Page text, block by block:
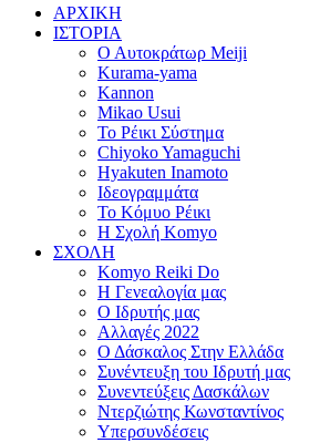
ΑΡΧΙΚΗ
ΙΣΤΟΡΙΑ
Ο Αυτοκράτωρ Meiji
Kurama-yama
Kannon
Mikao Usui
Το Ρέικι Σύστημα
Chiyoko Yamaguchi
Hyakuten Inamoto
Ιδεογραμμάτα
Το Κόμυο Ρέικι
H Σχολή Komyo
ΣΧΟΛΗ
Komyo Reiki Do
Η Γενεαλογία μας
Ο Ιδρυτής μας
Αλλαγές 2022
Ο Δάσκαλος Στην Ελλάδα
Συνέντευξη του Ιδρυτή μας
Συνεντεύξεις Δασκάλων
Ντερζιώτης Κωνσταντίνος
Υπερσυνδέσεις